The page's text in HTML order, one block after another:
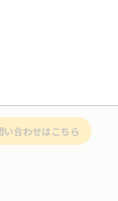
い合わせはこちら